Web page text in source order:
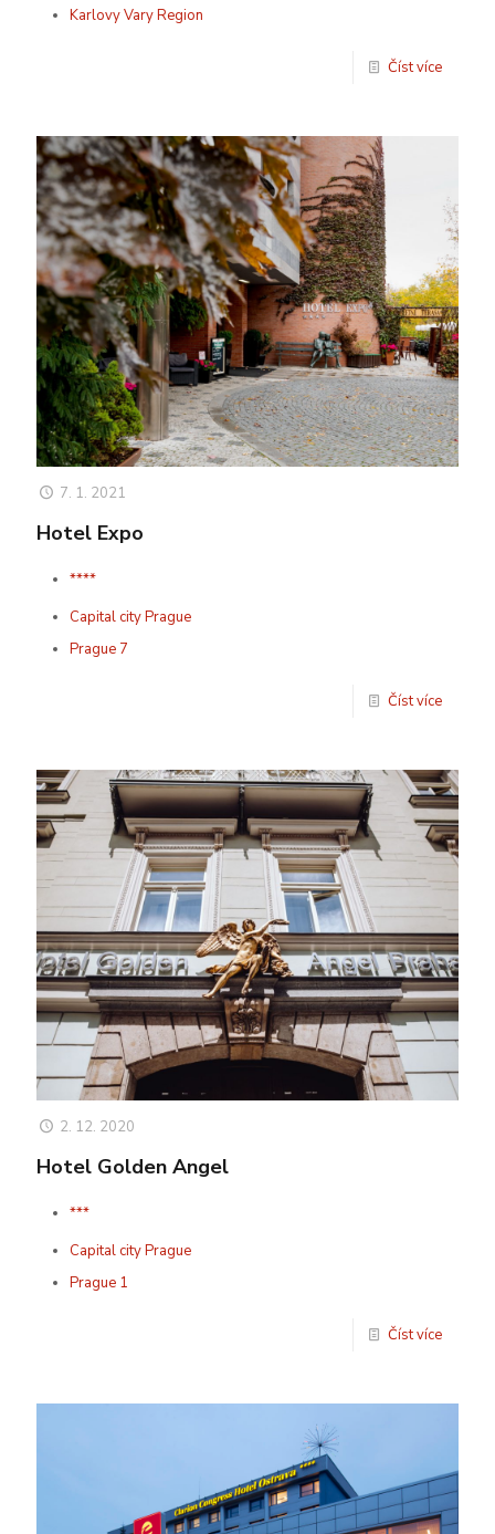
Karlovy Vary Region
Číst více
7. 1. 2021
Hotel Expo
****
Capital city Prague
Prague 7
Číst více
2. 12. 2020
Hotel Golden Angel
***
Capital city Prague
Prague 1
Číst více